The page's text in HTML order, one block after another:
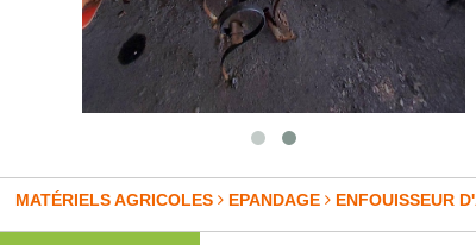
MATÉRIELS AGRICOLES EPANDAGE ENFOUISSEUR